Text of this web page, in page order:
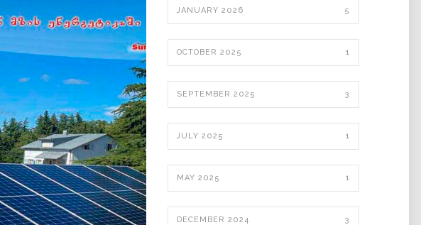
JANUARY 2026 5
OCTOBER 2025 1
SEPTEMBER 2025 3
JULY 2025 1
MAY 2025 1
DECEMBER 2024 3